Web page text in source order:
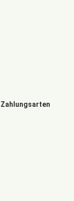
Zahlungsarten